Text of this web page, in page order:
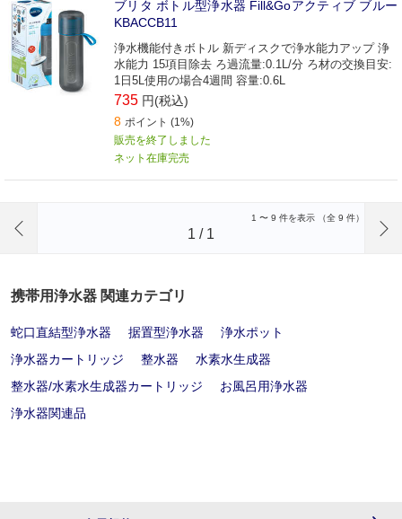
ブリタ ボトル型浄水器 Fill&Goアクティブ ブルー
KBACCB11
浄水機能付きボトル 新ディスクで浄水能力アップ 浄
水能力 15項目除去 ろ過流量:0.1L/分 ろ材の交換目安:
1日5L使用の場合4週間 容量:0.6L
735 円(税込)
8 ポイント (1%)
販売を終了しました
ネット在庫完売
1 〜 9 件を表示 （全 9 件）
1 / 1
携帯用浄水器 関連カテゴリ
蛇口直結型浄水器 据置型浄水器
浄水ポット
浄水器カートリッジ
整水器
水素水生成器
整水器/水素水生成器カートリッジ
お風呂用浄水器
浄水器関連品